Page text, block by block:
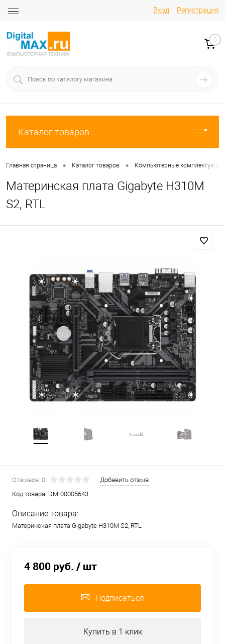
Вход Регистрация
0
Каталог товаров
Главная страница • Каталог товаров • Компьютерные
Материнская плата Gigabyte H310M
S2, RTL
Отзывов: 0
Добавить отзыв
Код товара: DM-00005643
Описание товара:
Материнская плата Gigabyte H310M S2, RTL
4 800 руб. / шт
Подписаться
Купить в 1 клик